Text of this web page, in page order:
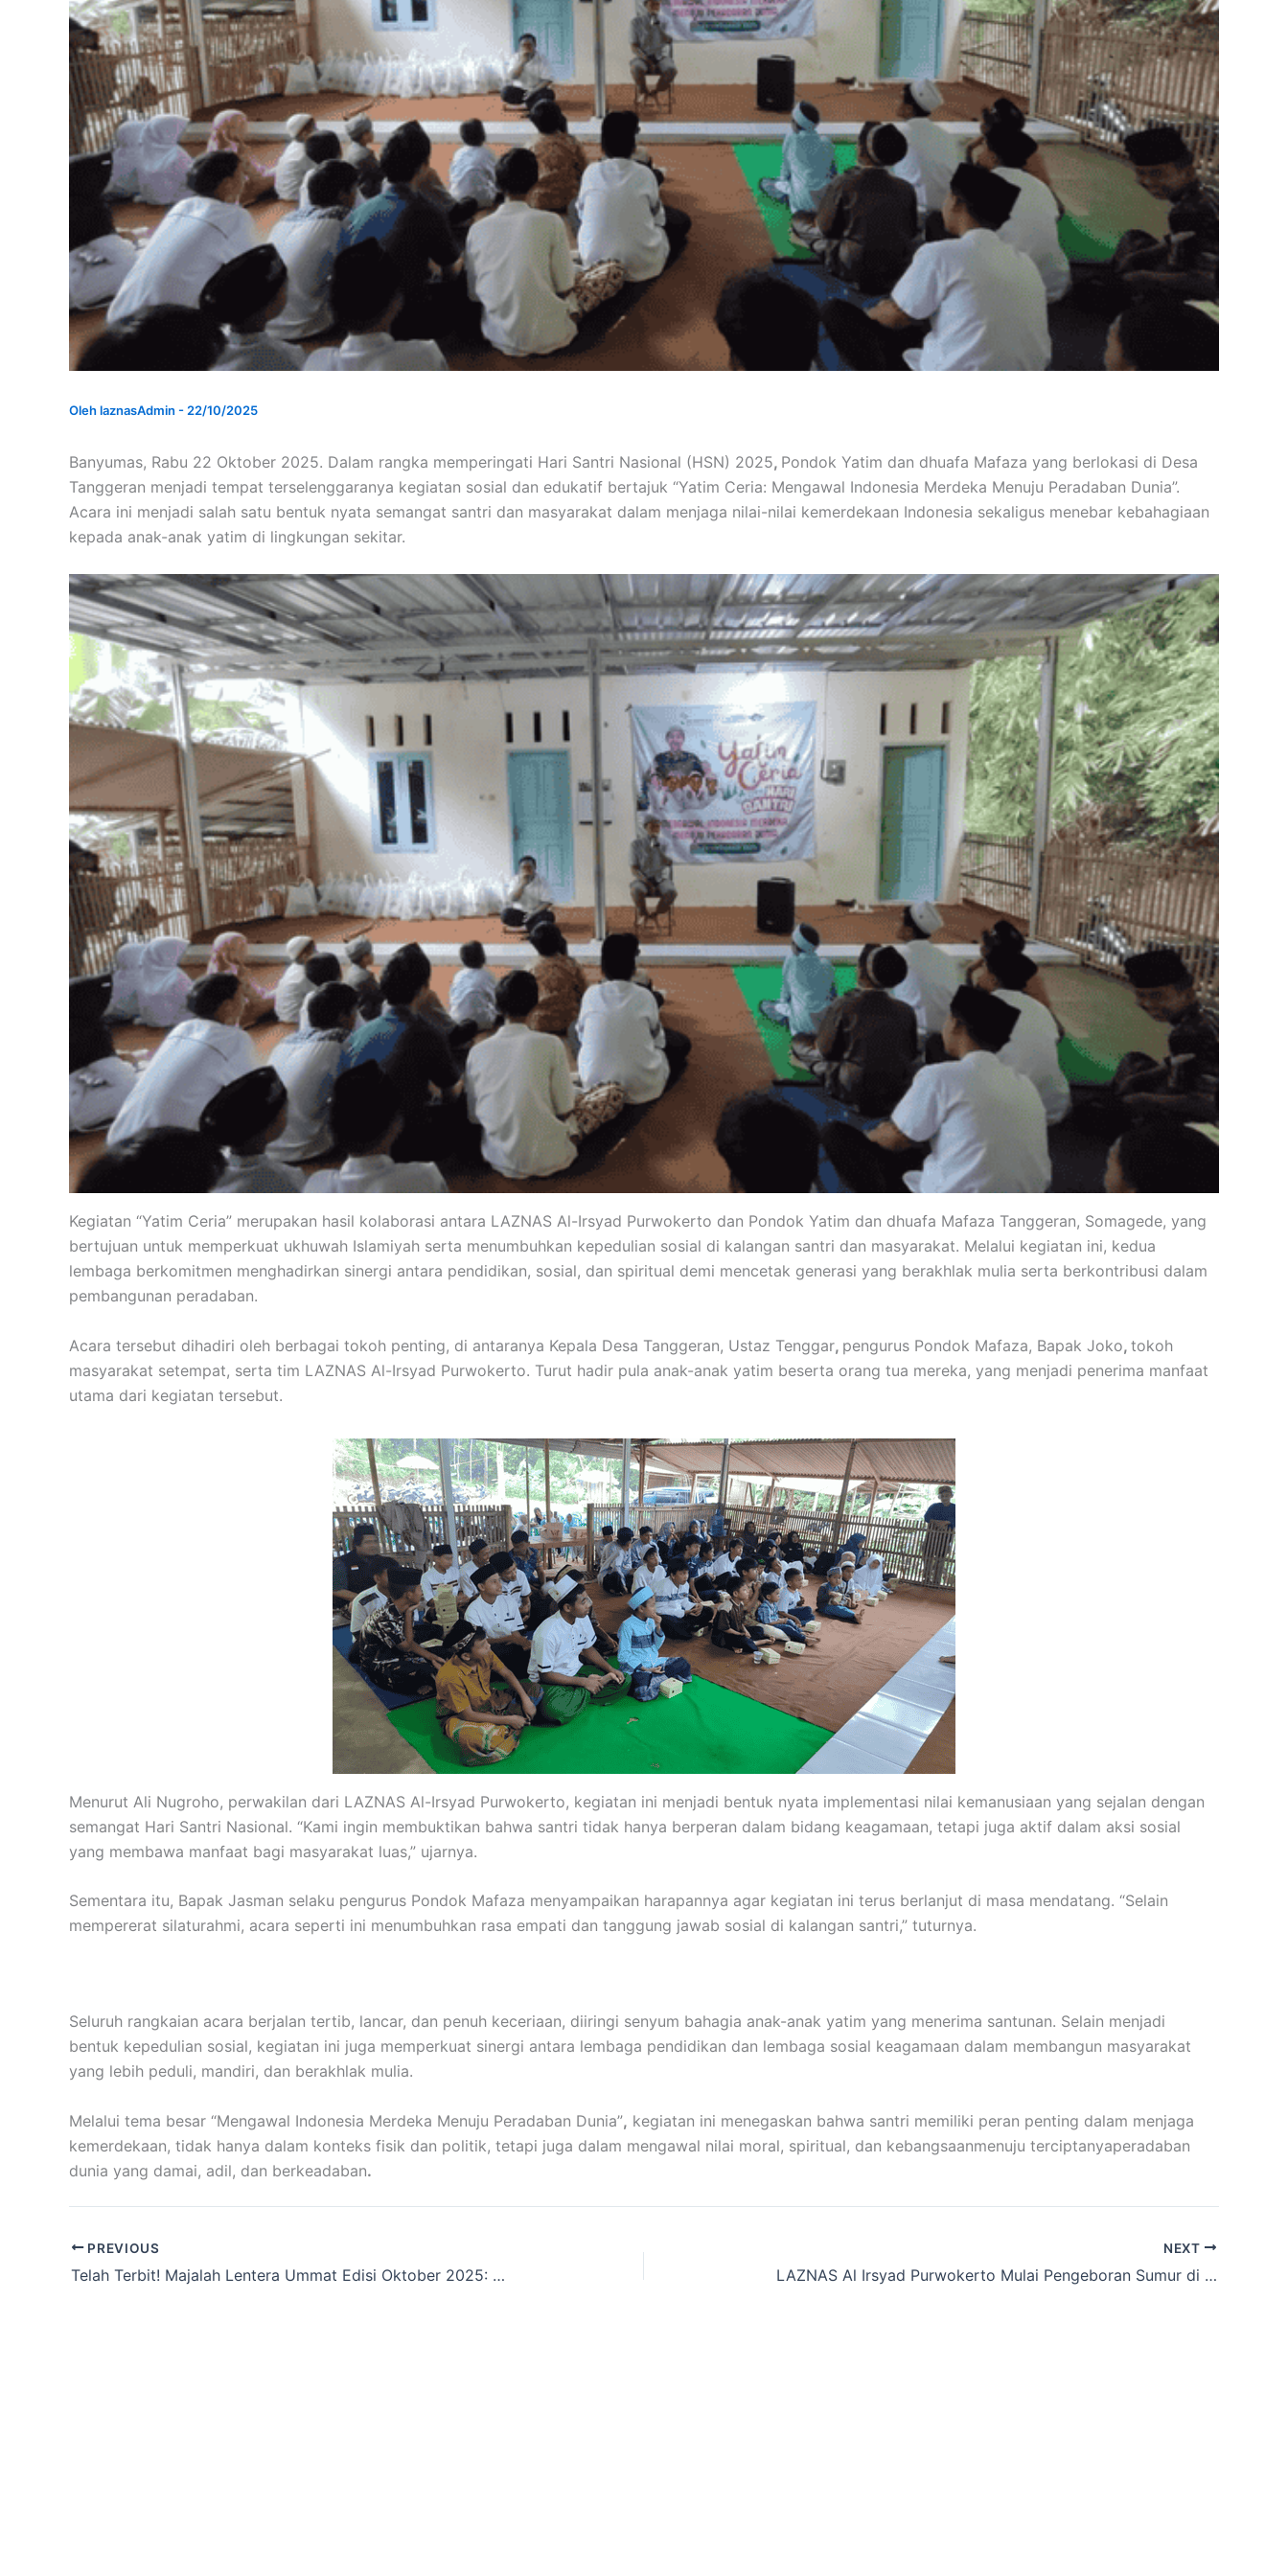
OlehlaznasAdmin -22/10/2025
Banyumas, Rabu 22 Oktober 2025. Dalam rangka memperingati Hari Santri Nasional (HSN) 2025, Pondok Yatim dan dhuafa Mafaza yang berlokasi di Desa
Tanggeran menjadi tempat terselenggaranya kegiatan sosial dan edukatif bertajuk “Yatim Ceria: Mengawal Indonesia Merdeka Menuju Peradaban Dunia”.
Acara ini menjadi salah satu bentuk nyata semangat santri dan masyarakat dalam menjaga nilai-nilai kemerdekaan Indonesia sekaligus menebar kebahagiaan
kepada anak-anak yatim di lingkungan sekitar.
Kegiatan “Yatim Ceria” merupakan hasil kolaborasi antara LAZNAS Al-Irsyad Purwokerto dan Pondok Yatim dan dhuafa Mafaza Tanggeran, Somagede, yang
bertujuan untuk memperkuat ukhuwah Islamiyah serta menumbuhkan kepedulian sosial di kalangan santri dan masyarakat. Melalui kegiatan ini, kedua
lembaga berkomitmen menghadirkan sinergi antara pendidikan, sosial, dan spiritual demi mencetak generasi yang berakhlak mulia serta berkontribusi dalam
pembangunan peradaban.
Acara tersebut dihadiri oleh berbagai tokoh penting, di antaranya Kepala Desa Tanggeran, Ustaz Tenggar, pengurus Pondok Mafaza, Bapak Joko, tokoh
masyarakat setempat, serta tim LAZNAS Al-Irsyad Purwokerto. Turut hadir pula anak-anak yatim beserta orang tua mereka, yang menjadi penerima manfaat
utama dari kegiatan tersebut.
Menurut Ali Nugroho, perwakilan dari LAZNAS Al-Irsyad Purwokerto, kegiatan ini menjadi bentuk nyata implementasi nilai kemanusiaan yang sejalan dengan
semangat Hari Santri Nasional. “Kami ingin membuktikan bahwa santri tidak hanya berperan dalam bidang keagamaan, tetapi juga aktif dalam aksi sosial
yang membawa manfaat bagi masyarakat luas,” ujarnya.
Sementara itu, Bapak Jasman selaku pengurus Pondok Mafaza menyampaikan harapannya agar kegiatan ini terus berlanjut di masa mendatang. “Selain
mempererat silaturahmi, acara seperti ini menumbuhkan rasa empati dan tanggung jawab sosial di kalangan santri,” tuturnya.
Seluruh rangkaian acara berjalan tertib, lancar, dan penuh keceriaan, diiringi senyum bahagia anak-anak yatim yang menerima santunan. Selain menjadi
bentuk kepedulian sosial, kegiatan ini juga memperkuat sinergi antara lembaga pendidikan dan lembaga sosial keagamaan dalam membangun masyarakat
yang lebih peduli, mandiri, dan berakhlak mulia.
Melalui tema besar “Mengawal Indonesia Merdeka Menuju Peradaban Dunia”, kegiatan ini menegaskan bahwa santri memiliki peran penting dalam menjaga
kemerdekaan, tidak hanya dalam konteks fisik dan politik, tetapi juga dalam mengawal nilai moral, spiritual, dan kebangsaanmenuju terciptanyaperadaban
dunia yang damai, adil, dan berkeadaban.
PREVIOUS
Telah Terbit! Majalah Lentera Ummat Edisi Oktober 2025: Sedekah yang Menyalakan Jiwa Aktivis Muda
NEXT
LAZNAS Al Irsyad Purwokerto Mulai Pengeboran Sumur di Mushalla Ar-Rahman Panusupan